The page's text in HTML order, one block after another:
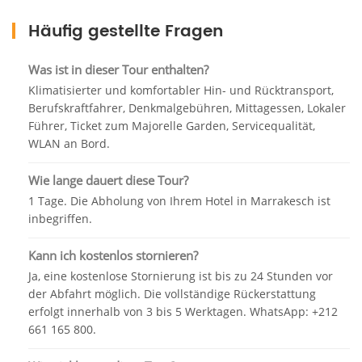
von Marrakesch fort. Ein Besuch der Menara-Gärten
und ihres berühmten Hauses bietet Ihnen eine
atemberaubende Landschaft und es ist Zeit, eine
Auszeit in der Nähe des Stadtzentrums zu nehmen.
Führen Sie es dann zum Majorelle Blue Garden,
einem künstlerischen Garten in Marrakesch und
einer der meistbesuchten Sehenswürdigkeiten in
der Kunst, um diesen Garten zu schaffen und durch
seine hübschen Blumen zu spazieren.
Beenden Sie die Tour gegen 17.30 Uhr, um unseren
Fahrer zu treffen, der Sie freundlich empfängt.
Nehmen Sie dann die Straße zurück nach Agadir,
während Sie die Straßen des Atlasgebirges
bewundern und einen unvergesslichen Moment
hinter sich lassen. Die Ankunft am frühen Abend in
Häufig gestellte Fragen
Was ist in dieser Tour enthalten?
Klimatisierter und komfortabler Hin- und Rücktransport,
Berufskraftfahrer, Denkmalgebühren, Mittagessen, Lokaler
Führer, Ticket zum Majorelle Garden, Servicequalität,
WLAN an Bord.
Wie lange dauert diese Tour?
1 Tage. Die Abholung von Ihrem Hotel in Marrakesch ist
inbegriffen.
Kann ich kostenlos stornieren?
Ja, eine kostenlose Stornierung ist bis zu 24 Stunden vor
der Abfahrt möglich. Die vollständige Rückerstattung
erfolgt innerhalb von 3 bis 5 Werktagen. WhatsApp: +212
661 165 800.